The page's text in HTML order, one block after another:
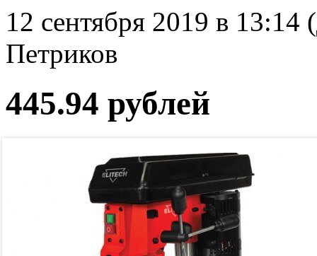
12 сентября 2019 в
Петриков
445.94 рублей